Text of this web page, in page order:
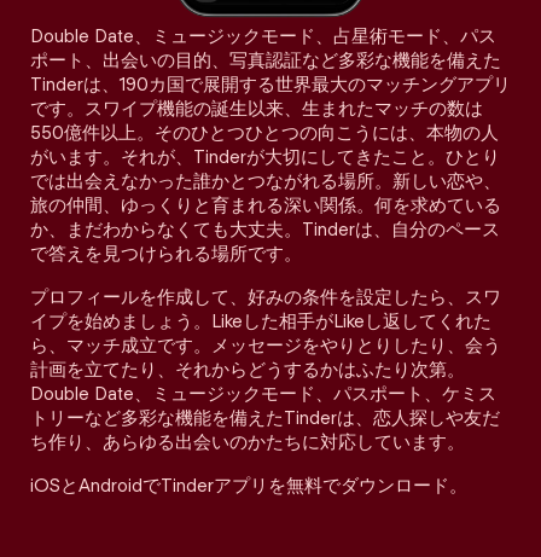
Double Date、ミュージックモード、占星術モード、パス
ポート、出会いの目的、写真認証など多彩な機能を備えた
Tinderは、190カ国で展開する世界最大のマッチングアプリ
です。スワイプ機能の誕生以来、生まれたマッチの数は
550億件以上。そのひとつひとつの向こうには、本物の人
がいます。それが、Tinderが大切にしてきたこと。ひとり
では出会えなかった誰かとつながれる場所。新しい恋や、
旅の仲間、ゆっくりと育まれる深い関係。何を求めている
か、まだわからなくても大丈夫。Tinderは、自分のペース
で答えを見つけられる場所です。
プロフィールを作成して、好みの条件を設定したら、スワ
イプを始めましょう。Likeした相手がLikeし返してくれた
ら、マッチ成立です。メッセージをやりとりしたり、会う
計画を立てたり、それからどうするかはふたり次第。
Double Date、ミュージックモード、パスポート、ケミス
トリーなど多彩な機能を備えたTinderは、恋人探しや友だ
ち作り、あらゆる出会いのかたちに対応しています。
iOSとAndroidでTinderアプリを無料でダウンロード。